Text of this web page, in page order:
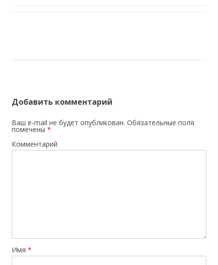
Добавить комментарий
Ваш e-mail не будет опубликован. Обязательные поля
помечены *
Комментарий
Имя *